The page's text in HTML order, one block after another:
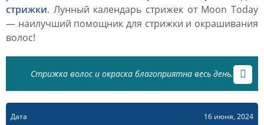
стрижки. Лунный календарь стрижек от Moon Today
— наилучший помощник для стрижки и окрашивания
волос!
Стрижка волос и окраска благоприятна весь день.
Дата
16 июня, 2024